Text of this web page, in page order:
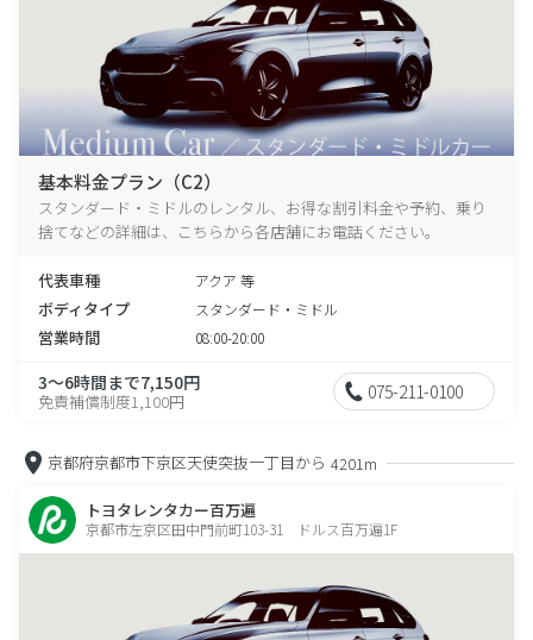
基本料金プラン（C2）
スタンダード・ミドルのレンタル、お得な割引料金や予約、乗り
捨てなどの詳細は、こちらから各店舗にお電話ください。
代表車種 アクア 等
ボディタイプ スタンダード・ミドル
営業時間 08:00-20:00
3～6時間まで7,150円
免責補償制度1,100円 075-211-0100
京都府京都市下京区天使突抜一丁目から 4201m
トヨタレンタカー百万遍
京都市左京区田中門前町103-31 ドルス百万遍1F